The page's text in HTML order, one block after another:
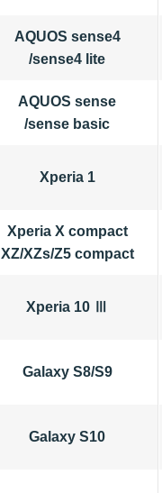
AQUOS sense4
/sense4 lite
AQUOS sense
/sense basic
Xperia 1
Xperia X compact
XZ/XZs/Z5 compact
Xperia 10 Ⅲ
Galaxy S8/S9
Galaxy S10